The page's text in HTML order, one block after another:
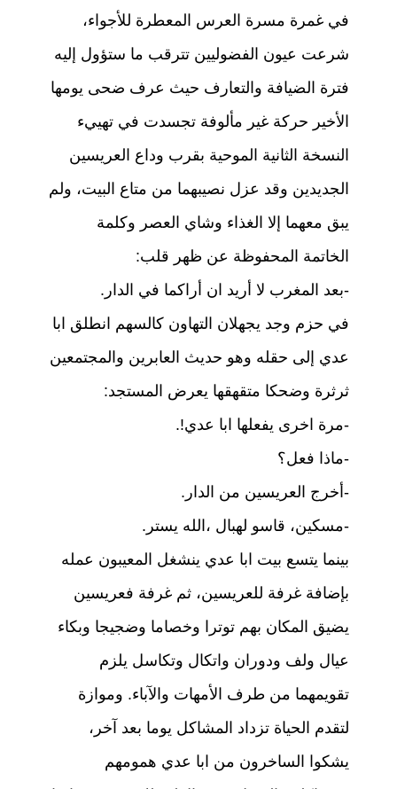
في غمرة مسرة العرس المعطرة للأجواء،
شرعت عيون الفضوليين تترقب ما ستؤول إليه
فترة الضيافة والتعارف حيث عرف ضحى يومها
الأخير حركة غير مألوفة تجسدت في تهييء
النسخة الثانية الموحية بقرب وداع العريسين
الجديدين وقد عزل نصيبهما من متاع البيت، ولم
يبق معهما إلا الغذاء وشاي العصر وكلمة
الخاتمة المحفوظة عن ظهر قلب:
-بعد المغرب لا أريد ان أراكما في الدار.
في حزم وجد يجهلان التهاون كالسهم انطلق ابا
عدي إلى حقله وهو حديث العابرين والمجتمعين
ثرثرة وضحكا متقهقها يعرض المستجد:
-مرة اخرى يفعلها ابا عدي!.
-ماذا فعل؟
-أخرج العريسين من الدار.
-مسكين، قاسو لهبال ،الله يستر.
بينما يتسع بيت ابا عدي ينشغل المعيبون عمله
بإضافة غرفة للعريسين، ثم غرفة فعريسين
يضيق المكان بهم توترا وخصاما وضجيجا وبكاء
عيال ولف ودوران واتكال وتكاسل يلزم
تقويمهما من طرف الأمهات والآباء. وموازة
لتقدم الحياة تزداد المشاكل يوما بعد آخر،
يشكوا الساخرون من ابا عدي همومهم